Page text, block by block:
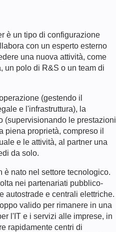
è un tipo di configurazione
con un esperto esterno
una nuova attività, come
un polo di R&S o un team di
(gestendo il
e l'infrastruttura), la
(supervisionando le prestazioni
piena proprietà, compreso il
e le attività, al partner una
da solo.
è nato nel settore tecnologico.
nei partenariati pubblico-
autostrade e centrali elettriche.
valido per rimanere in una
l'IT e i servizi alle imprese, in
rapidamente centri di